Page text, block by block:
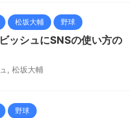
松坂大輔 野球
ッシュにSNSの使い方の
松坂大輔
野球